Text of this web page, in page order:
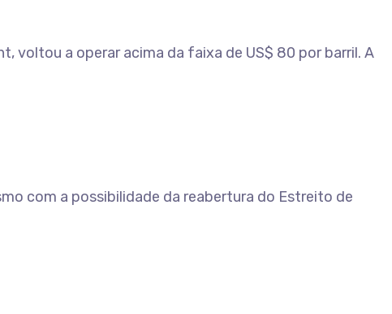
voltou a operar acima da faixa de US$ 80 por barril. A
com a possibilidade da reabertura do Estreito de